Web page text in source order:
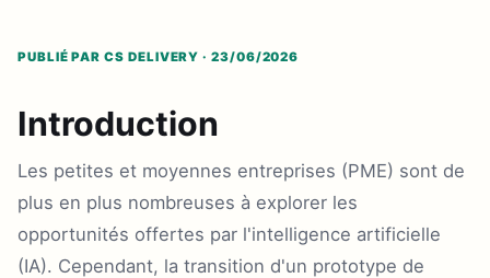
PUBLIÉ PAR CS DELIVERY · 23/06/2026
Introduction
Les petites et moyennes entreprises (PME) sont de
plus en plus nombreuses à explorer les
opportunités offertes par l'intelligence artificielle
(IA). Cependant, la transition d'un prototype de